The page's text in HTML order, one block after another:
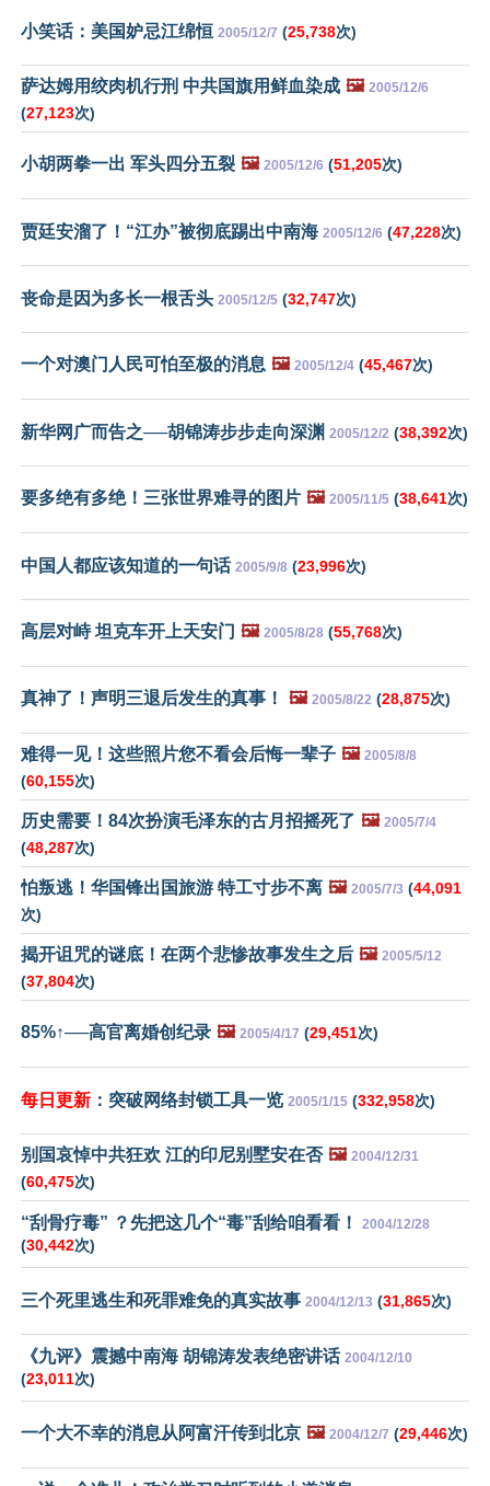
小笑话：美国妒忌江绵恒 2005/12/7 (25,738次)
萨达姆用绞肉机行刑 中共国旗用鲜血染成 🖼️ 2005/12/6
(27,123次)
小胡两拳一出 军头四分五裂 🖼️ 2005/12/6 (51,205次)
贾廷安溜了！“江办”被彻底踢出中南海 2005/12/6 (47,228次)
丧命是因为多长一根舌头 2005/12/5 (32,747次)
一个对澳门人民可怕至极的消息 🖼️ 2005/12/4 (45,467次)
新华网广而告之──胡锦涛步步走向深渊 2005/12/2 (38,392次)
要多绝有多绝！三张世界难寻的图片 🖼️ 2005/11/5 (38,641次)
中国人都应该知道的一句话 2005/9/8 (23,996次)
高层对峙 坦克车开上天安门 🖼️ 2005/8/28 (55,768次)
真神了！声明三退后发生的真事！ 🖼️ 2005/8/22 (28,875次)
难得一见！这些照片您不看会后悔一辈子 🖼️ 2005/8/8
(60,155次)
历史需要！84次扮演毛泽东的古月招摇死了 🖼️ 2005/7/4
(48,287次)
怕叛逃！华国锋出国旅游 特工寸步不离 🖼️ 2005/7/3 (44,091
次)
揭开诅咒的谜底！在两个悲惨故事发生之后 🖼️ 2005/5/12
(37,804次)
85%↑──高官离婚创纪录 🖼️ 2005/4/17 (29,451次)
每日更新 ：突破网络封锁工具一览 2005/1/15 (332,958次)
别国哀悼中共狂欢 江的印尼别墅安在否 🖼️ 2004/12/31
(60,475次)
“刮骨疗毒” ？先把这几个“毒”刮给咱看看！ 2004/12/28
(30,442次)
三个死里逃生和死罪难免的真实故事 2004/12/13 (31,865次)
《九评》震撼中南海 胡锦涛发表绝密讲话 2004/12/10
(23,011次)
一个大不幸的消息从阿富汗传到北京 🖼️ 2004/12/7 (29,446次)